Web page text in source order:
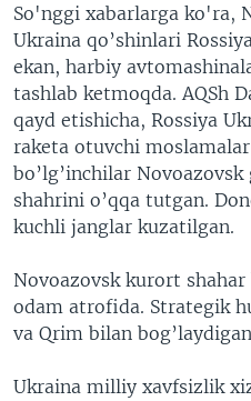
So'nggi xabarlarga ko'ra,
Ukraina qo’shinlari
ekan, harbiy
tashlab ketmoqda. AQSh
qayd etishicha, Rossiya
raketa otuvchi
bo’lg’inchilar
shahrini o’qqa tutgan.
kuchli janglar kuzatilgan.
Novoazovsk kurort
odam atrofida. Strategik
va Qrim bilan
Ukraina milliy xavfsizlik